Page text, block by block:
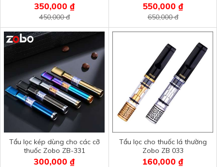
350,000 ₫
450,000 đ
550,000 ₫
650,000 đ
Tẩu lọc kép dùng cho các cỡ
thuốc Zobo ZB-331
300,000 ₫
Tẩu lọc cho thuốc lá thường
Zobo ZB 033
160,000 ₫